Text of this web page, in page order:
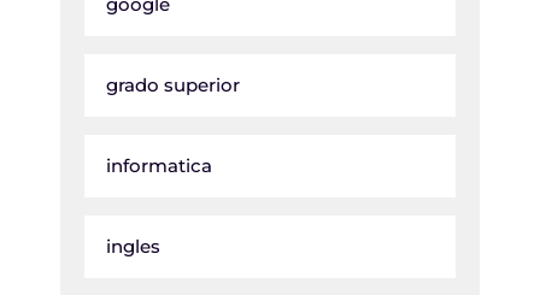
grado superior
informatica
ingles